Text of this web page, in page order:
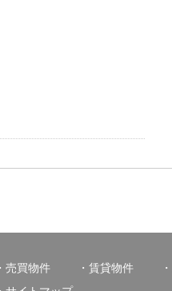
売買物件 賃貸物件